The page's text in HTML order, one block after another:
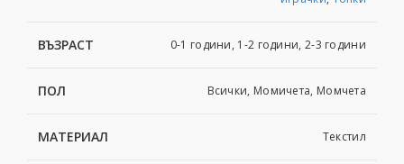
ВЪЗРАСТ 0-1 години, 1-2 години, 2-3 години
ПОЛ Всички, Момичета, Момчета
МАТЕРИАЛ Текстил